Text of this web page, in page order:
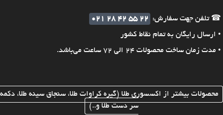
☎ تلفن جهت سفارش:
021 28 42 55 22
• ارسال رایگان به تمام نقاط کشور
• مدت زمان ساخت محصولات 24 الی 72 ساعت می‌باشد.
محصولات بیشتر از اکسسوری طلا (گیره کراوات طلا، سنجاق سینه طلا، دکمه
سر دست طلا و..)